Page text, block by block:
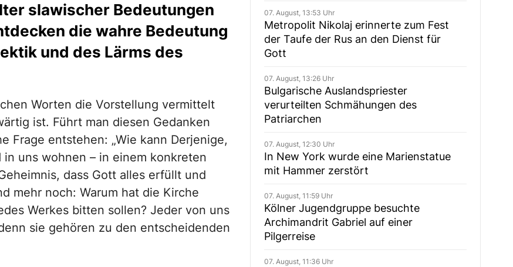
slawischer Bedeutungen
die wahre Bedeutung
und des Lärms des
Worten die Vorstellung vermittelt
ist. Führt man diesen Gedanken
Frage entstehen: „Wie kann Derjenige,
uns wohnen – in einem konkreten
dass Gott alles erfüllt und
mehr noch: Warum hat die Kirche
Werkes bitten sollen? Jeder von uns
sie gehören zu den entscheidenden
07. August, 13:53 Uhr
Metropolit Nikolaj erinnerte zum Fest
der Taufe der Rus an den Dienst für
Gott
07. August, 13:26 Uhr
Bulgarische Auslandspriester
verurteilten Schmähungen des
Patriarchen
07. August, 12:30 Uhr
In New York wurde eine Marienstatue
mit Hammer zerstört
07. August, 11:59 Uhr
Kölner Jugendgruppe besuchte
Archimandrit Gabriel auf einer
Pilgerreise
07. August, 11:36 Uhr